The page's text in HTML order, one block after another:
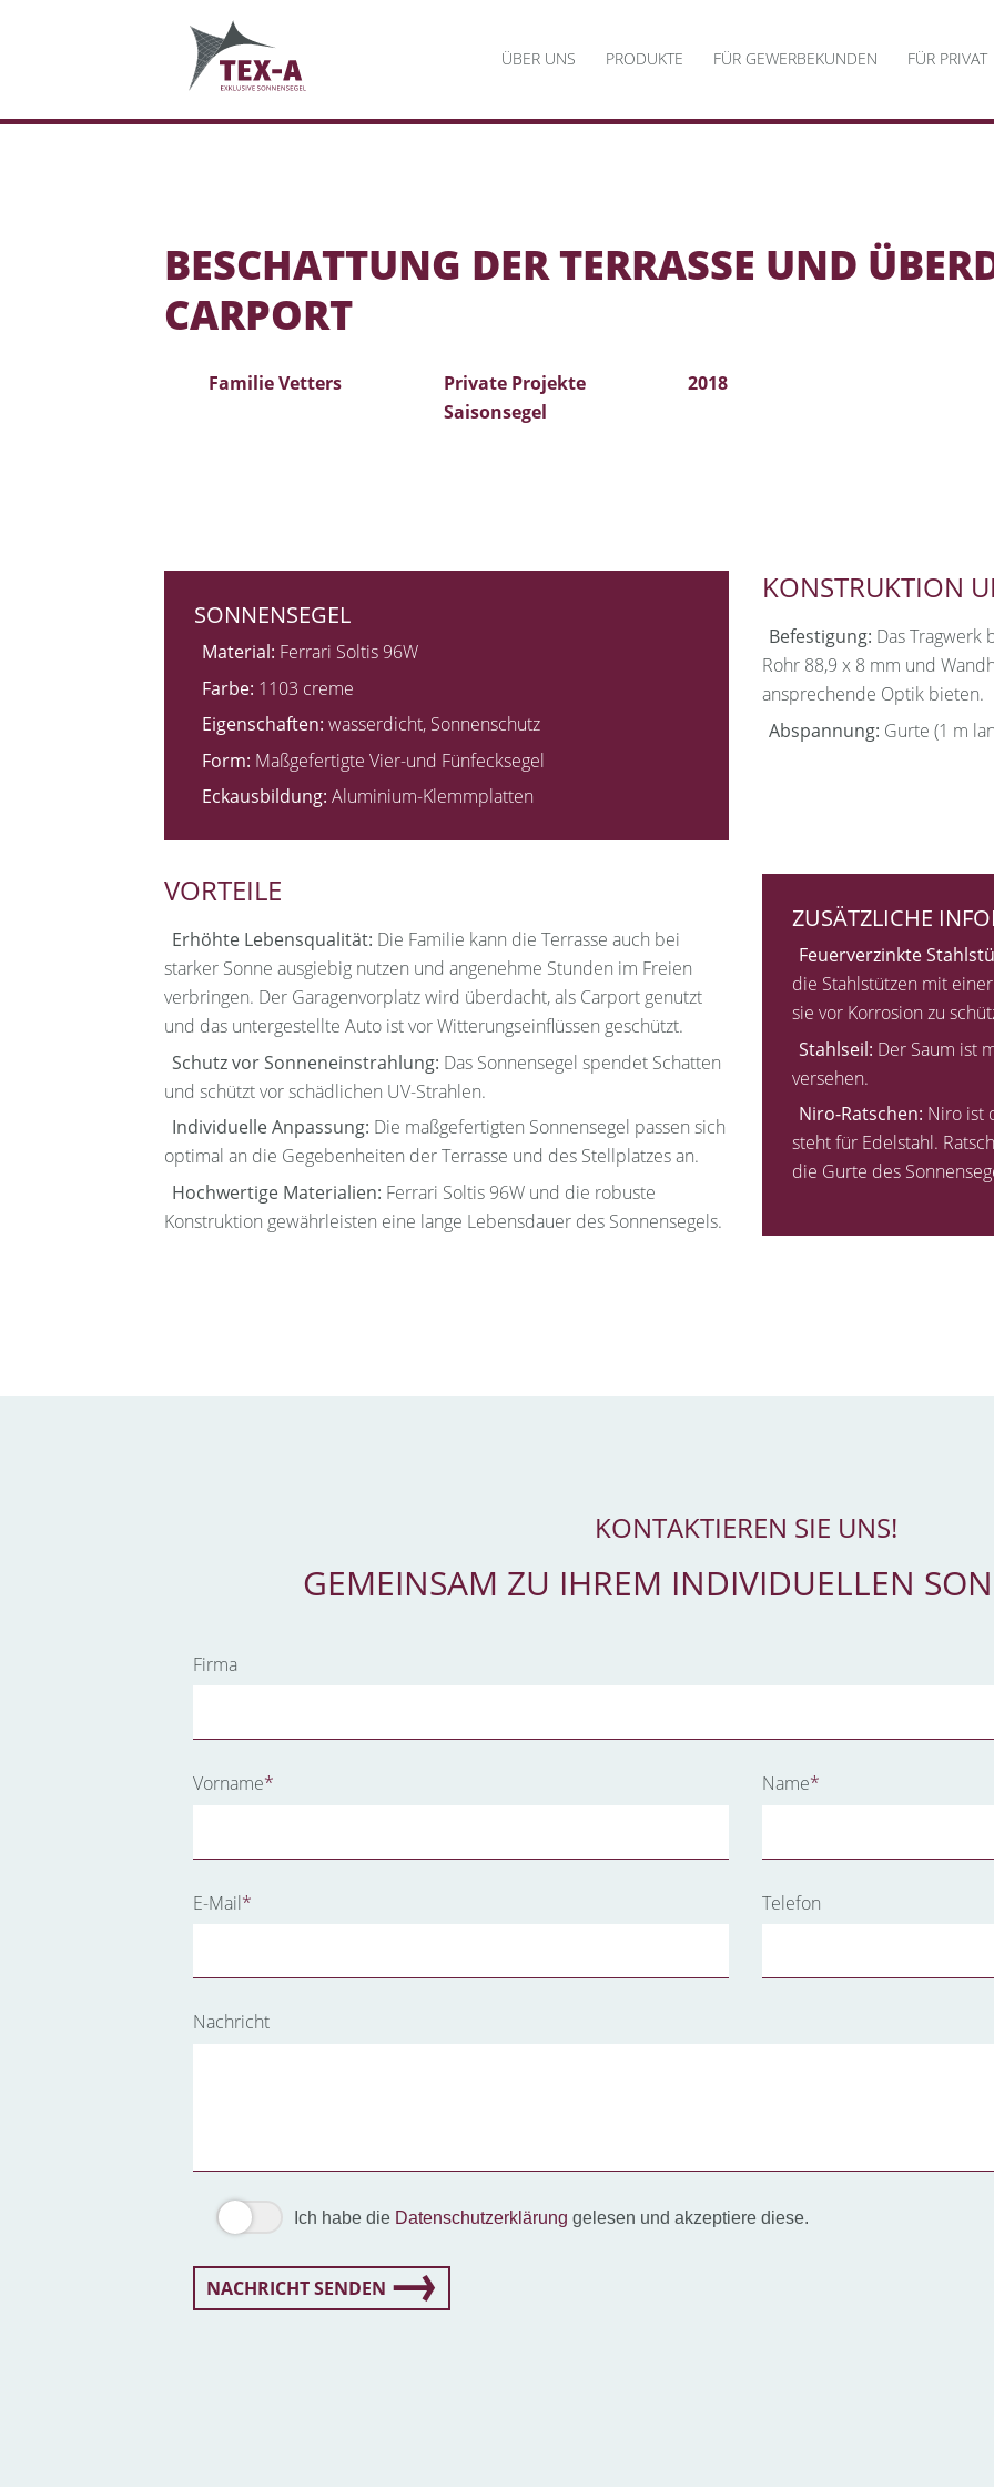
NAVIGATION
ÜBER UNS PRODUKTE FÜR GEWERBEKUNDEN FÜR PRIVAT
BESCHATTUNG DER TERRASSE UND
CARPORT
Familie Vetters
Private Projekte
Saisonsegel
2018
SONNENSEGEL
Material: Ferrari Soltis 96W
Farbe: 1103 creme
Eigenschaften: wasserdicht, Sonnenschutz
Form: Maßgefertigte Vier-und Fünfecksegel
Eckausbildung: Aluminium-Klemmplatten
KONSTRUKTION
Befestigung: Das Tragwerk
Rohr 88,9 x 8 mm und
ansprechende Optik bieten.
Abspannung: Gurte (1 m
VORTEILE
Erhöhte Lebensqualität: Die Familie kann die Terrasse auch bei
starker Sonne ausgiebig nutzen und angenehme Stunden im Freien
verbringen. Der Garagenvorplatz wird überdacht, als Carport genutzt
und das untergestellte Auto ist vor Witterungseinflüssen geschützt.
Schutz vor Sonneneinstrahlung: Das Sonnensegel spendet Schatten
und schützt vor schädlichen UV-Strahlen.
Individuelle Anpassung: Die maßgefertigten Sonnensegel passen sich
optimal an die Gegebenheiten der Terrasse und des Stellplatzes an.
Hochwertige Materialien: Ferrari Soltis 96W und die robuste
Konstruktion gewährleisten eine lange Lebensdauer des Sonnensegels.
ZUSÄTZLICHE
Feuerverzinkte
die Stahlstützen mit
sie vor Korrosion zu
Stahlseil: Der Saum ist
versehen.
Niro-Ratschen: Niro ist
steht für Edelstahl.
die Gurte des
KONTAKTIEREN SIE UNS!
GEMEINSAM ZU IHREM INDIVIDUELLEN
Firma
Pflichtfeld
Vorname* Pflichtfeld
Name*
Pflichtfeld
E-Mail* Telefon
Nachricht
Ich habe die Datenschutzerklärung gelesen und akzeptiere diese.
NACHRICHT SENDEN